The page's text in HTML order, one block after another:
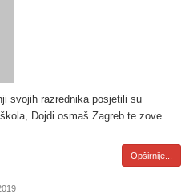
svojih razrednika posjetili su
Dojdi osmaš Zagreb te zove.
Opširnije...